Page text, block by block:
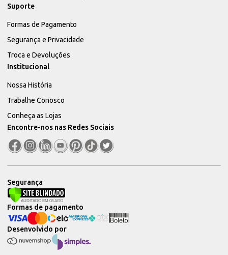
Suporte
Formas de Pagamento
Segurança e Privacidade
Troca e Devoluções
Institucional
Nossa História
Trabalhe Conosco
Conheça as Lojas
Encontre-nos nas Redes Sociais
Segurança
Desenvolvido por
Formas de pagamento